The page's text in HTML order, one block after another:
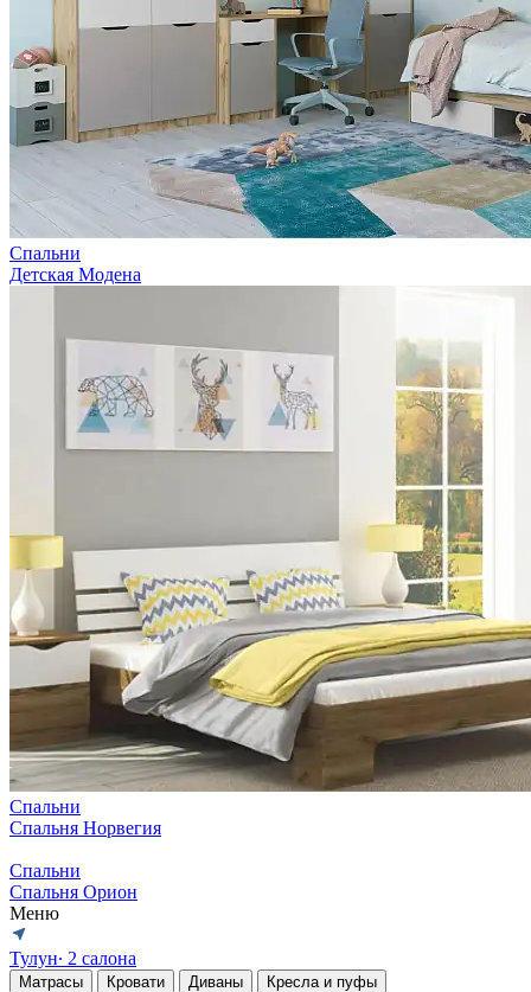
Спальни
Детская Модена
Спальни
Спальня Норвегия
Спальни
Спальня Орион
Меню
Тулун∙ 2 салона
Матрасы Кровати Диваны
Кресла и пуфы